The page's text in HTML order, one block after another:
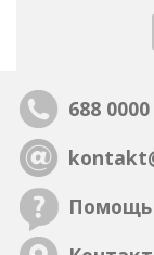
688 0000
Помощь